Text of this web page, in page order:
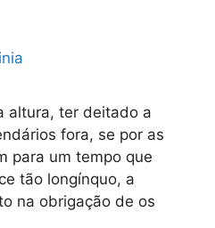
altura, ter deitado a
fora, se por as
para um tempo que
tão longínquo, a
na obrigação de os